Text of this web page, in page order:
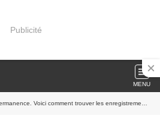
Publicité
MENU
Voici comment trouver les enregistrements!